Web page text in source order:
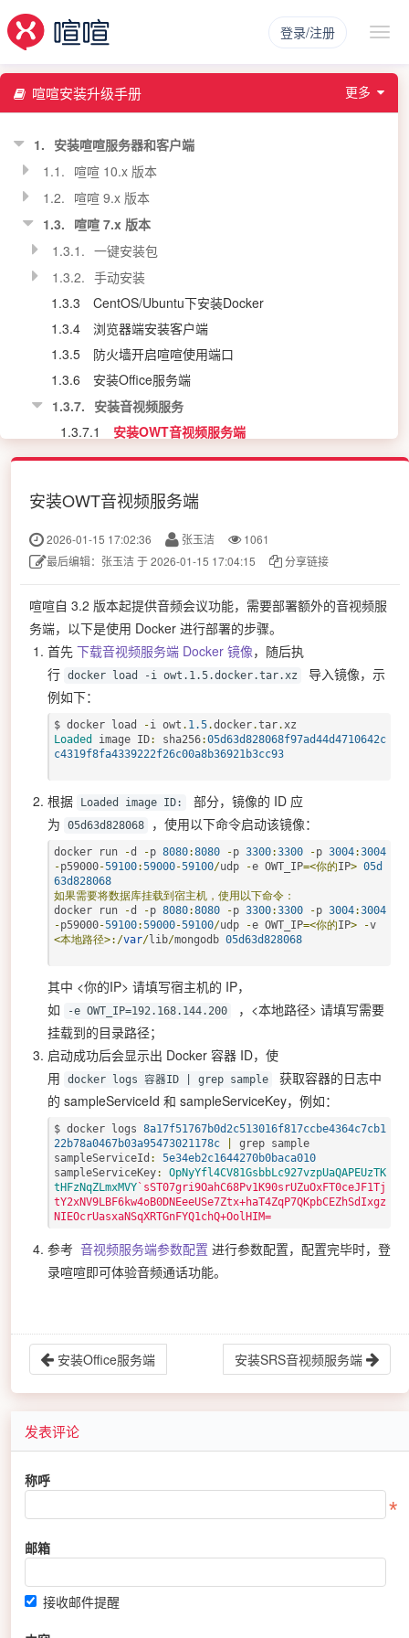
登录/注册
喧喧安装升级手册 更多
1. 安装喧喧服务器和客户端
1.1. 喧喧 10.x 版本
1.2. 喧喧 9.x 版本
1.3. 喧喧 7.x 版本
1.3.1. 一键安装包
1.3.2. 手动安装
1.3.3
CentOS/Ubuntu下安装Docker
1.3.4
浏览器端安装客户端
1.3.5
防火墙开启喧喧使用端口
1.3.6
安装Office服务端
1.3.7. 安装音视频服务
1.3.7.1
安装OWT音视频服务端
1.3.7.2
安装SRS音视频服务端
2. 升级喧喧服务器和客户端
安装OWT音视频服务端
2026-01-15 17:02:36 张玉洁
1061
最后编辑：张玉洁 于 2026-01-15 17:04:15
分享链接
喧喧自 3.2 版本起提供音频会议功能，需要部署额外的音视频服
务端，以下是使用 Docker 进行部署的步骤。
首先 下载音视频服务端 Docker 镜像，随后执
行 docker load -i owt.1.5.docker.tar.xz
导入镜像，示
例如下：
$ docker load -i owt . 1.5.docker.tar.
Loaded
image ID: sha256:05d63d828068f97ad44d4710642c
c4319f8fa4339222f26c00a8b36921b3cc93
根据 Loaded image ID:
部分，镜像的 ID 应
为
05d63d828068 ，使用以下命令启动该镜像：
docker run -d -p 8080:8080 -p 3300:3300 -p 3004:3004
-p59000-59100:59000-59100/udp -e OWT_IP=<你的IP> 05d
63d828068
如果需要将数据库挂载到宿主机，使用以下命令：
docker run
-d -p 8080:8080 -p 3300:3300 -p 3004:3004
-p59000-59100:59000-59100/udp -e OWT_IP=<你的IP> -
<本地路径>:/var/lib/mongodb 05d63d828068
其中 <你的IP> 请填写宿主机的 IP，
如
-e OWT_IP=192.168.144.200
，<本地路径> 请填写需要
挂载到的目录路径；
启动成功后会显示出 Docker 容器 ID，使
用
docker logs 容器ID | grep sample
获取容器的日志中
的 sampleServiceId 和 sampleServiceKey，例如：
$ docker logs 8a17f51767b0d2c513016f817ccbe4364c7cb1
22b78a0467b03a95473021178c
grep sample
sampleServiceId :
5e34eb2c1644270b0baca010
sampleServiceKey:
OpNyYfl4CV81GsbbLc927vzpUaQAPEUzTK
tHFzNqZLmxMVY`sST07gri9OahC68Pv1K90srUZuOxFT0ceJF1Tj
tY2xNV9LBF6kw4oB0DNEeeUSe7Ztx+haT4ZqP7QKpbCEZhSdIxgz
NIEOcrUasxaNSqXRTGnFYQ1chQ+OolHIM=
参考 音视频服务端参数配置 进行参数配置，配置完毕时，登
录喧喧即可体验音频通话功能。
安装Office服务端 安装SRS音视频服务端
发表评论
称呼
邮箱
接收邮件提醒